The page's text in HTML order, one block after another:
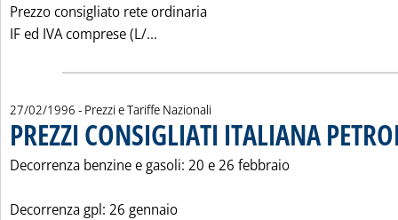
Prezzo consigliato rete ordinaria
IF ed IVA comprese (L/...
27/02/1996 - Prezzi e Tariffe Nazionali
PREZZI CONSIGLIATI ITALIANA
Decorrenza benzine e gasoli: 20 e 26 febbraio
Decorrenza gpl: 26 gennaio